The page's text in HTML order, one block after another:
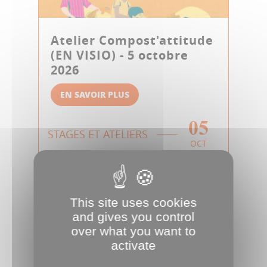
Atelier Compost'attitude
(EN VISIO) - 5 octobre
2026
EN SAVOIR PLUS
STAGES ET ATELIERS 05
OCT
This site uses cookies
and gives you control
over what you want to
activate